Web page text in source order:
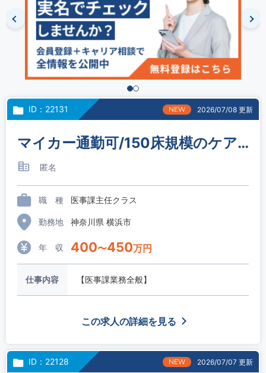
ID：22131 NEW 2026/07/08 更新
マイカー通勤可/150床規模のケアミックス病院/医事課主任
匿名
職 種 医事課主任クラス
年 収 400〜450万円
勤務地 神奈川県 横浜市
仕事内容 【医事課業務全般】
この求人の詳細を見る
ID：22128 NEW 2026/07/07 更新